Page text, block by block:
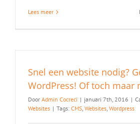
Lees meer
Snel een website nodig?
WordPress! Of toch maar
Door Admin Cocreci | januari 7th, 2016 |
Websites | Tags: CMS, Websites, Wordpress